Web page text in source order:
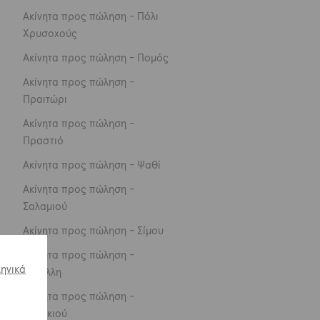
Ακίνητα προς πώληση - Πόλι
Χρυσοχούς
Ακίνητα προς πώληση - Πομός
Ακίνητα προς πώληση -
Πραιτώρι
Ακίνητα προς πώληση -
Πραστιό
Ακίνητα προς πώληση - Ψαθί
Ακίνητα προς πώληση -
Σαλαμιού
Ακίνητα προς πώληση - Σίμου
Ακίνητα προς πώληση -
Σκούλλη
Ακίνητα προς πώληση -
Σουσκιού